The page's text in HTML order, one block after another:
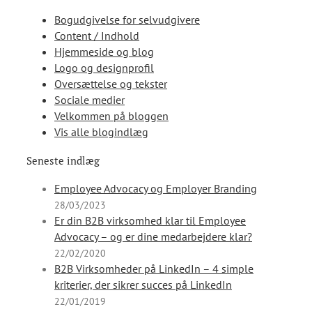
Bogudgivelse for selvudgivere
Content / Indhold
Hjemmeside og blog
Logo og designprofil
Oversættelse og tekster
Sociale medier
Velkommen på bloggen
Vis alle blogindlæg
Seneste indlæg
Employee Advocacy og Employer Branding
28/03/2023
Er din B2B virksomhed klar til Employee
Advocacy – og er dine medarbejdere klar?
22/02/2020
B2B Virksomheder på LinkedIn – 4 simple
kriterier, der sikrer succes på LinkedIn
22/01/2019